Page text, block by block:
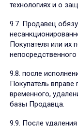
технологиях и о
9.7. Продавец
Покупателя или их
9.8. после
Покупатель вправе
временного,
базы Продавца.
9.9. После